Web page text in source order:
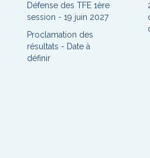
Défense des TFE 1ère
session - 19 juin 2027
Proclamation des
résultats - Date à
définir